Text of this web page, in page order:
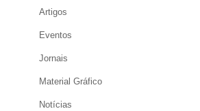
Artigos
Eventos
Jornais
Material Gráfico
Notícias